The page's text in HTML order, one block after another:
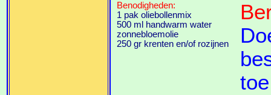
Benodigheden:
1 pak oliebollenmix
500 ml handwarm water
zonnebloemolie
250 gr krenten en/of rozijnen